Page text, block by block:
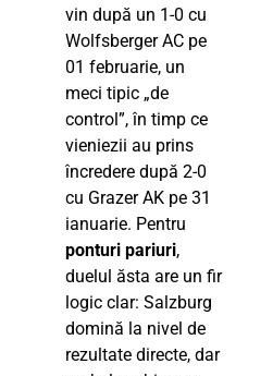
vin după un 1-0 cu
Wolfsberger AC pe
01 februarie, un
meci tipic „de
control”, în timp ce
vieniezii au prins
încredere după 2-0
cu Grazer AK pe 31
ianuarie. Pentru
ponturi pariuri,
duelul ăsta are un fir
logic clar: Salzburg
domină la nivel de
rezultate directe, dar